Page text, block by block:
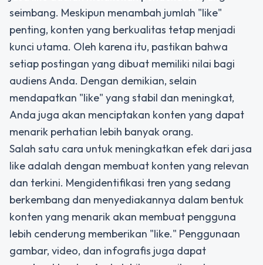
seimbang. Meskipun menambah jumlah "like"
penting, konten yang berkualitas tetap menjadi
kunci utama. Oleh karena itu, pastikan bahwa
setiap postingan yang dibuat memiliki nilai bagi
audiens Anda. Dengan demikian, selain
mendapatkan "like" yang stabil dan meningkat,
Anda juga akan menciptakan konten yang dapat
menarik perhatian lebih banyak orang.
Salah satu cara untuk meningkatkan efek dari jasa
like adalah dengan membuat konten yang relevan
dan terkini. Mengidentifikasi tren yang sedang
berkembang dan menyediakannya dalam bentuk
konten yang menarik akan membuat pengguna
lebih cenderung memberikan "like." Penggunaan
gambar, video, dan infografis juga dapat